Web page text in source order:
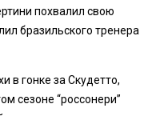
похвалил свою
бразильского тренера
в гонке за Скудетто,
сезоне “россонери”